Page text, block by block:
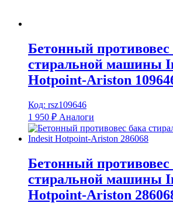
Бетонный противовес
стиральной машины
Hotpoint-Ariston
Код: rsz109646
1 950 ₽ Аналоги
Бетонный противовес
стиральной машины
Hotpoint-Ariston